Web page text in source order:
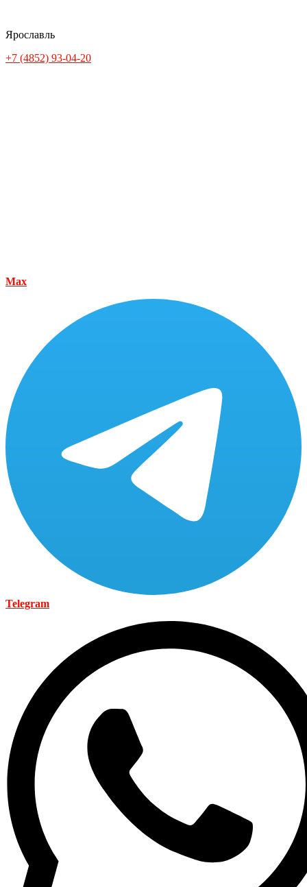
Ярославль
+7 (4852) 93-04-20
Max
Telegram